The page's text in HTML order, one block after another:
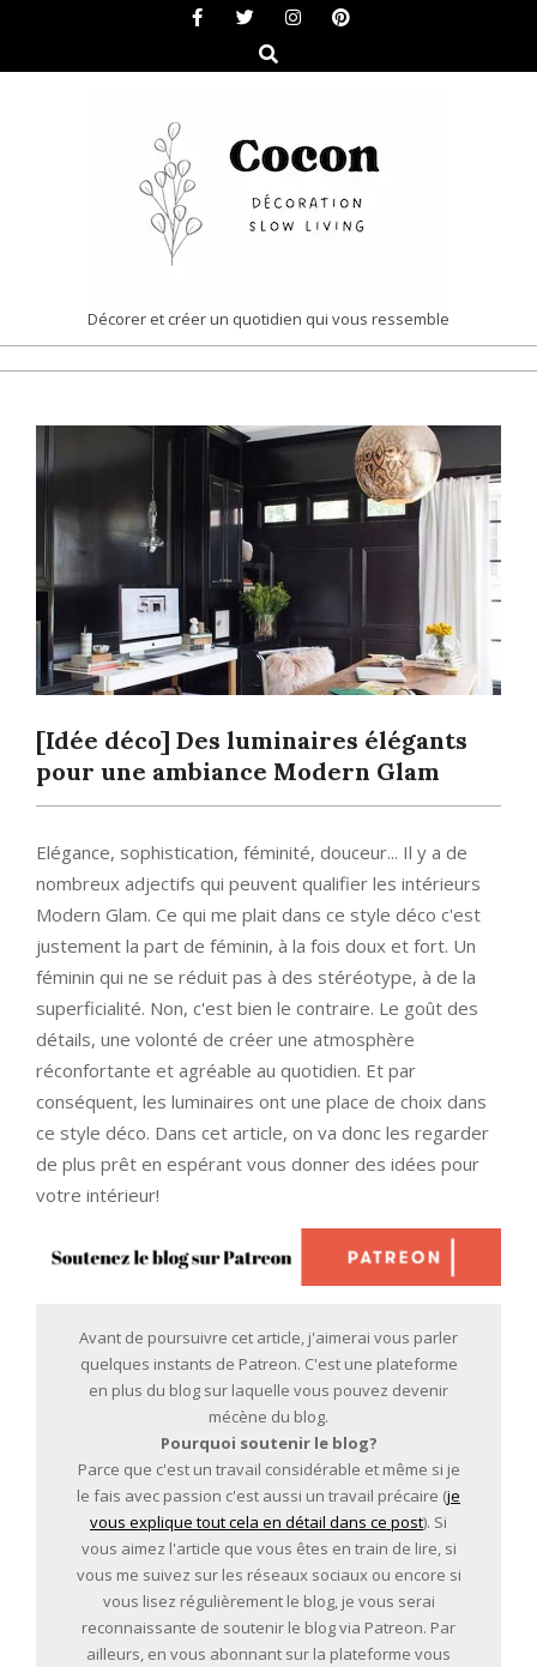
content
Search
COCON
|
&
SLOW
LIVING
Décorer et créer un quotidien qui vous ressemble
[Idée déco] Des luminaires élégants
pour une ambiance Modern Glam
Elégance, sophistication, féminité, douceur... Il y a de
nombreux adjectifs qui peuvent qualifier les intérieurs
Modern Glam. Ce qui me plait dans ce style déco c'est
justement la part de féminin, à la fois doux et fort. Un
féminin qui ne se réduit pas à des stéréotype, à de la
superficialité. Non, c'est bien le contraire. Le goût des
détails, une volonté de créer une atmosphère
réconfortante et agréable au quotidien. Et par
conséquent, les luminaires ont une place de choix dans
ce style déco. Dans cet article, on va donc les regarder
de plus prêt en espérant vous donner des idées pour
votre intérieur!
Avant de poursuivre cet article, j'aimerai vous parler
quelques instants de Patreon. C'est une plateforme
en plus du blog sur laquelle vous pouvez devenir
mécène du blog.
Pourquoi soutenir le blog?
Parce que c'est un travail considérable et même si je
le fais avec passion c'est aussi un travail précaire (je
vous explique tout cela en détail dans ce post). Si
vous aimez l'article que vous êtes en train de lire, si
vous me suivez sur les réseaux sociaux ou encore si
vous lisez régulièrement le blog, je vous serai
reconnaissante de soutenir le blog via Patreon. Par
ailleurs, en vous abonnant sur la plateforme vous